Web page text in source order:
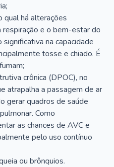
qual há alterações
e o bem-estar do
na capacidade
tosse e chiado. É
crônica (DPOC), no
atrapalha a passagem de ar
gerar quadros de saúde
Como
as chances de AVC e
pelo uso contínuo
ou brônquios.